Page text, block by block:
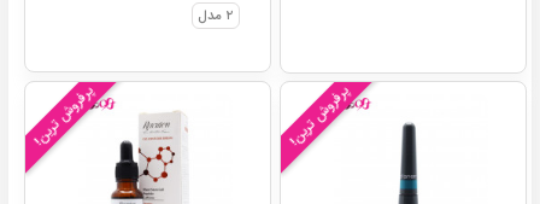
۲ مدل
پرفروش ترین! پرفروش ترین!